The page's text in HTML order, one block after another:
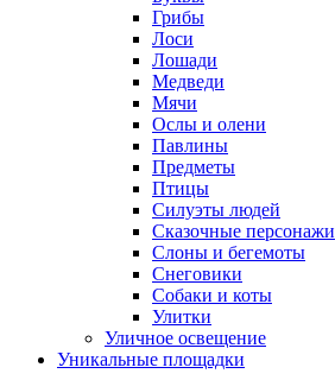
Грибы
Лоси
Лошади
Медведи
Мячи
Ослы и олени
Павлины
Предметы
Птицы
Силуэты людей
Сказочные персонажи
Слоны и бегемоты
Снеговики
Собаки и коты
Улитки
Уличное освещение
Уникальные площадки